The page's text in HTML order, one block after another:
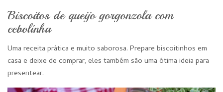
Biscoitos de queijo gorgonzola com
cebolinha
Uma receita prática e muito saborosa. Prepare biscoitinhos em
casa e deixe de comprar, eles também são uma ótima ideia para
presentear.